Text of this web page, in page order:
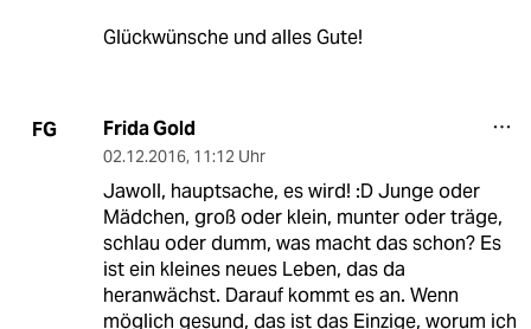
Glückwünsche und alles Gute!
FG Frida Gold
02.12.2016, 11:12 Uhr
Jawoll, hauptsache, es wird! :D Junge oder
Mädchen, groß oder klein, munter oder träge,
schlau oder dumm, was macht das schon? Es
ist ein kleines neues Leben, das da
heranwächst. Darauf kommt es an. Wenn
möglich gesund, das ist das Einzige, worum ich